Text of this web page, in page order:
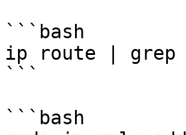
```bash
ip route | grep
```
```bash